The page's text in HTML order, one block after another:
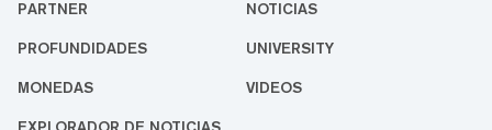
PARTNER NOTICIAS
PROFUNDIDADES UNIVERSITY
MONEDAS VIDEOS
EXPLORADOR DE NOTICIAS